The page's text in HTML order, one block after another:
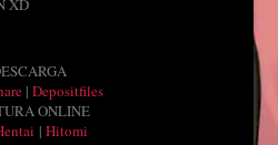
XD
| Depositfiles
ONLINE
| Hitomi